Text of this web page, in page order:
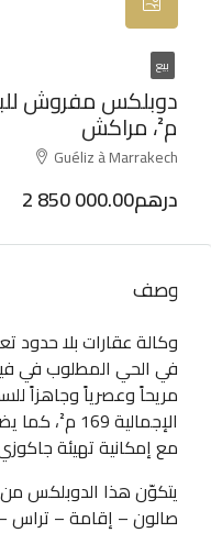
بيع
م²، مراكش
Guéliz à Marrakech
2 850 000.00درهم
وصف
وكالة عقارات بلا حدود
في الحي المطلوب في
مريحاً وعصرياً وجاهزاً
مع إمكانية تهيئة
يتكوّن هذا الدوبلكس
صالون – إقامة – تراس – مطبخ